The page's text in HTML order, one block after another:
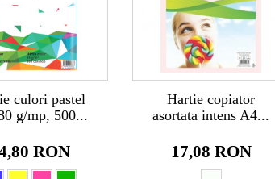
culori pastel
g/mp, 500...
RON
Hartie copiator
asortata intens A4...
17,08 RON